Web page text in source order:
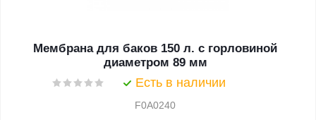
Мембрана для баков 150 л. с горловиной
диаметром 89 мм
Есть в наличии
F0A0240